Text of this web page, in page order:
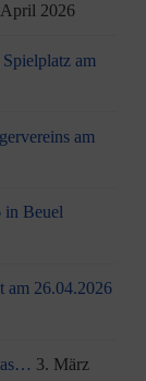
April 2026
am
am
in Beuel
am 26.04.2026
3. März